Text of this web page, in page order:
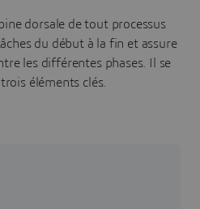
dorsale de tout processus
du début à la fin et assure
les différentes phases. Il se
éléments clés.